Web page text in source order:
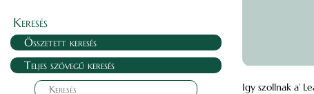
Keresés
Összetett keresés
Teljes szövegű keresés
Igy szollnak a’